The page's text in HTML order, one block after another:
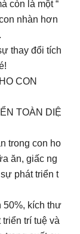
còn là một “
nhàn hơn
thay đổi tích
CON
TOÀN DIỆ
trong con ho
ăn, giấc ng
phát triển t
50%, kích thư
trí tuệ và